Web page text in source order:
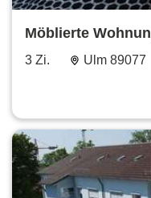
Möblierte
Terrasse in Ulm
3 Zi. Ulm 89077